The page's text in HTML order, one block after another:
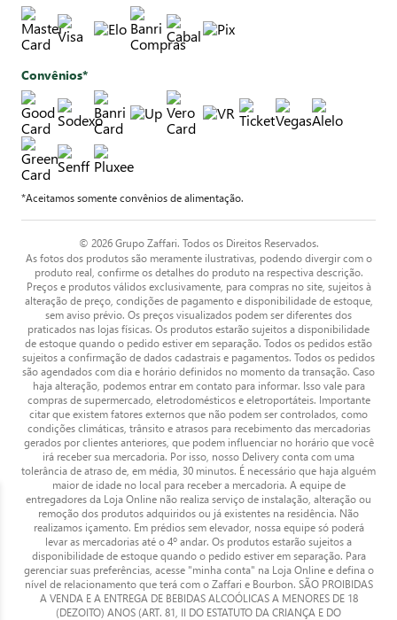
Convênios*
*Aceitamos somente convênios de alimentação.
© 2026 Grupo Zaffari. Todos os Direitos Reservados.
As fotos dos produtos são meramente ilustrativas, podendo divergir com o
produto real, confirme os detalhes do produto na respectiva descrição.
Preços e produtos válidos exclusivamente, para compras no site, sujeitos à
alteração de preço, condições de pagamento e disponibilidade de estoque,
sem aviso prévio. Os preços visualizados podem ser diferentes dos
praticados nas lojas físicas. Os produtos estarão sujeitos a disponibilidade
de estoque quando o pedido estiver em separação. Todos os pedidos estão
sujeitos a confirmação de dados cadastrais e pagamentos. Todos os pedidos
são agendados com dia e horário definidos no momento da transação. Caso
haja alteração, podemos entrar em contato para informar. Isso vale para
compras de supermercado, eletrodomésticos e eletroportáteis. Importante
citar que existem fatores externos que não podem ser controlados, como
condições climáticas, trânsito e atrasos para recebimento das mercadorias
gerados por clientes anteriores, que podem influenciar no horário que você
irá receber sua mercadoria. Por isso, nosso Delivery conta com uma
tolerância de atraso de, em média, 30 minutos. É necessário que haja alguém
maior de idade no local para receber a mercadoria. A equipe de
entregadores da Loja Online não realiza serviço de instalação, alteração ou
remoção dos produtos adquiridos ou já existentes na residência. Não
realizamos içamento. Em prédios sem elevador, nossa equipe só poderá
levar as mercadorias até o 4º andar. Os produtos estarão sujeitos a
disponibilidade de estoque quando o pedido estiver em separação. Para
gerenciar suas preferências, acesse "minha conta" na Loja Online e defina o
nível de relacionamento que terá com o Zaffari e Bourbon. SÃO PROIBIDAS
A VENDA E A ENTREGA DE BEBIDAS ALCOÓLICAS A MENORES DE 18
(DEZOITO) ANOS (ART. 81, II DO ESTATUTO DA CRIANÇA E DO